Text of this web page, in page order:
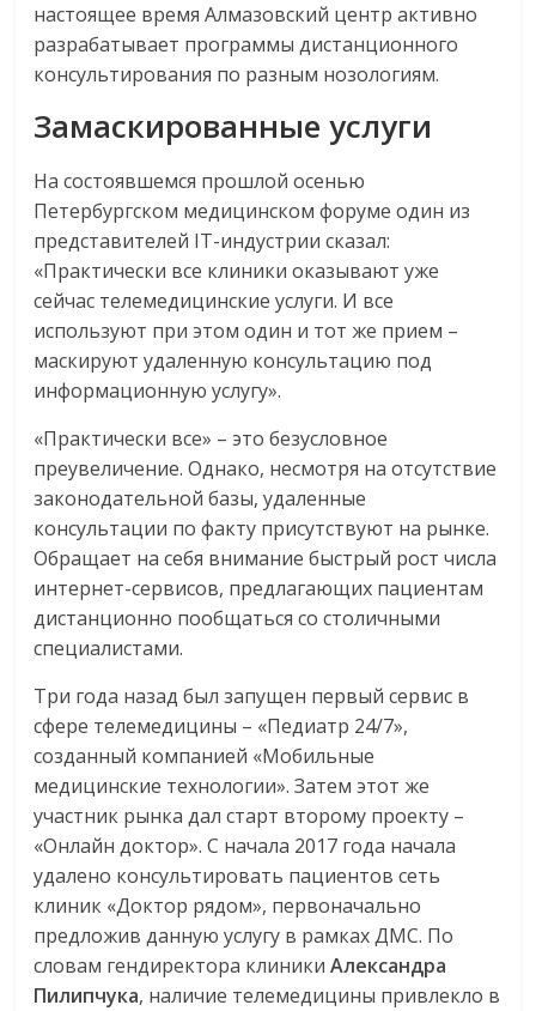
настоящее время Алмазовский центр активно
разрабатывает программы дистанционного
консультирования по разным нозологиям.
Замаскированные услуги
На состоявшемся прошлой осенью
Петербургском медицинском форуме один из
представителей IT-индустрии сказал:
«Практически все клиники оказывают уже
сейчас телемедицинские услуги. И все
используют при этом один и тот же прием –
маскируют удаленную консультацию под
информационную услугу».
«Практически все» – это безусловное
преувеличение. Однако, несмотря на отсутствие
законодательной базы, удаленные
консультации по факту присутствуют на рынке.
Обращает на себя внимание быстрый рост числа
интернет-сервисов, предлагающих пациентам
дистанционно пообщаться со столичными
специалистами.
Три года назад был запущен первый сервис в
сфере телемедицины – «Педиатр 24/7»,
созданный компанией «Мобильные
медицинские технологии». Затем этот же
участник рынка дал старт второму проекту –
«Онлайн доктор». С начала 2017 года начала
удалено консультировать пациентов сеть
клиник «Доктор рядом», первоначально
предложив данную услугу в рамках ДМС. По
словам гендиректора клиникиАлександра
Пилипчука, наличие телемедицины привлекло в